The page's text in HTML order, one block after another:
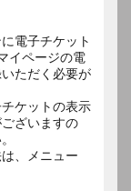
電子チケット
イページの電
ただく必要が
ケットの表示
ざいますの
、メニュー